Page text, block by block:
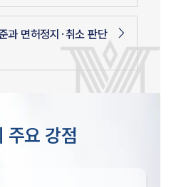
과 면허정지·취소 판단
주요 강점